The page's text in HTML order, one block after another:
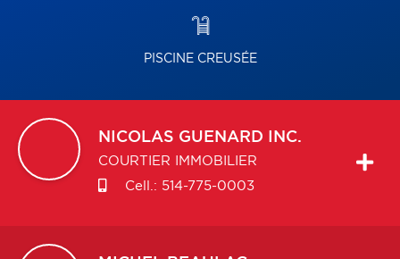
PISCINE CREUSÉE
NICOLAS GUENARD INC.
COURTIER IMMOBILIER
Cell.: 514-775-0003